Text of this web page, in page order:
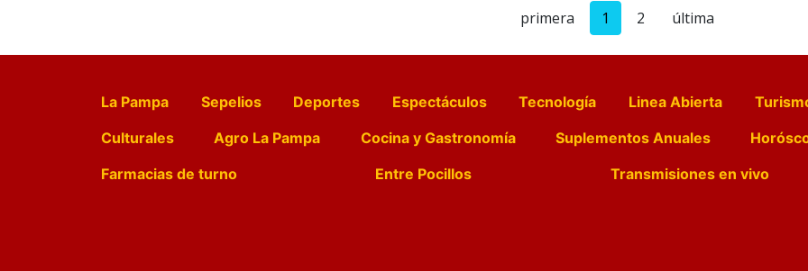
primera 1 2 última
La Pampa Sepelios Deportes Espectáculos Tecnología Linea Abierta
Culturales
Agro La Pampa Cocina y Gastronomía Suplementos Anuales
Farmacias de turno
Entre Pocillos Transmisiones en vivo